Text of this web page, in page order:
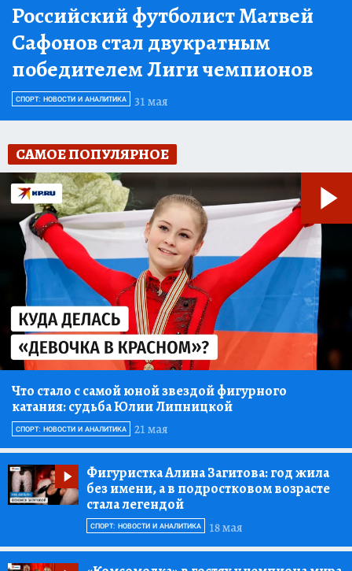
Российский футболист Матвей
Сафонов стал двукратным
победителем Лиги чемпионов
31 мая
СПОРТ: НОВОСТИ И АНАЛИТИКА
САМОЕ ПОПУЛЯРНОЕ
Что стало с самой юной звездой фигурного
катания: судьба Юлии Липницкой
21 мая
СПОРТ: НОВОСТИ И АНАЛИТИКА
Фигуристка Алина Загитова:год жила
без имени, а в подростковом возрасте
стала легендой
18 мая
СПОРТ: НОВОСТИ И АНАЛИТИКА